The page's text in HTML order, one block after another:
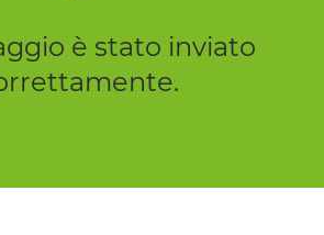
è stato inviato